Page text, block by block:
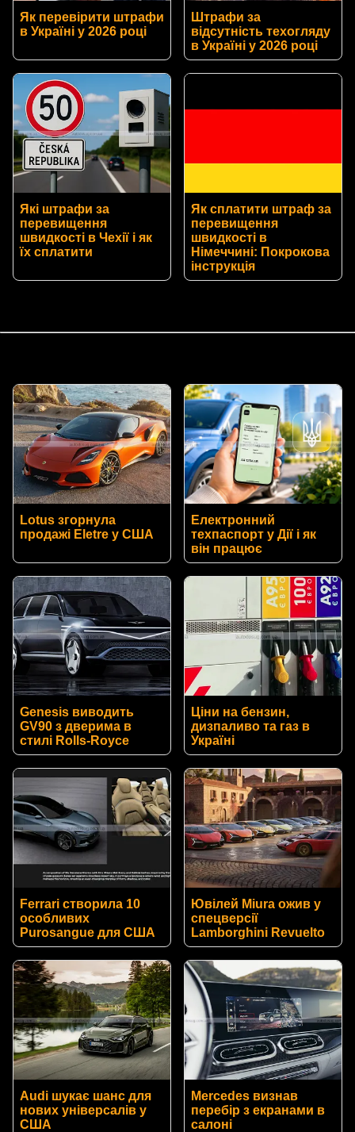
Як перевірити штрафи
в Україні у 2026 році
Штрафи за
відсутність техогляду
в Україні у 2026 році
Які штрафи за
перевищення
швидкості в Чехії і як
їх сплатити
Як сплатити штраф за
перевищення
швидкості в
Німеччині: Покрокова
інструкція
Lotus згорнула
продажі Eletre у США
Електронний
техпаспорт у Дії і як
він працює
Genesis виводить
GV90 з дверима в
стилі Rolls-Royce
Ціни на бензин,
дизпаливо та газ в
Україні
Ferrari створила 10
особливих
Purosangue для США
Ювілей Miura ожив у
спецверсії
Lamborghini Revuelto
Audi шукає шанс для
нових універсалів у
США
Mercedes визнав
перебір з екранами в
салоні